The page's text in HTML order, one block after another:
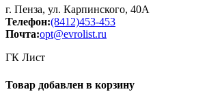
г. Пенза, ул. Карпинского, 40А
Телефон:(8412)453-453
Почта:opt@evrolist.ru
ГК Лист
Товар добавлен в корзину